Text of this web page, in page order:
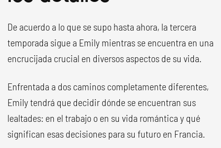
De acuerdo a lo que se supo hasta ahora, la tercera
temporada sigue a Emily mientras se encuentra en una
encrucijada crucial en diversos aspectos de su vida.
Enfrentada a dos caminos completamente diferentes,
Emily tendrá que decidir dónde se encuentran sus
lealtades: en el trabajo o en su vida romántica y qué
significan esas decisiones para su futuro en Francia.